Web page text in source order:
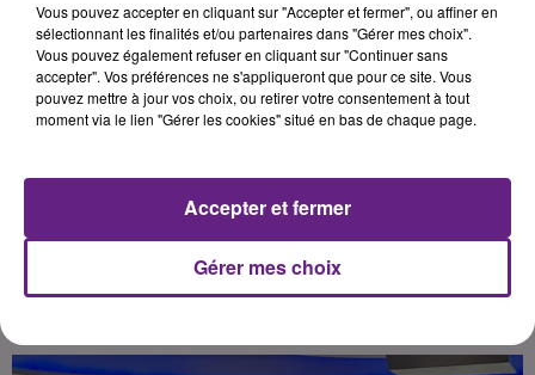
Club des ETI alerte sur les
conséquences de la “Taxe Zucman”,
qui pourrait fragiliser plus de 100
entreprises locales, essentielles à
Publié : 24 septembre 2025 à 14h00 par
Vous pouvez accepter en cliquant sur "Accepter et fermer", ou affiner en
sélectionnant les finalités et/ou partenaires dans "Gérer mes choix".
Vous pouvez également refuser en cliquant sur "Continuer sans
accepter". Vos préférences ne s'appliqueront que pour ce site. Vous
pouvez mettre à jour vos choix, ou retirer votre consentement à tout
moment via le lien "Gérer les cookies" situé en bas de chaque page.
Gérer mes choix
Accepter et fermer